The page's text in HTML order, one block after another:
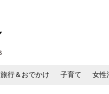
旅行＆おでかけ 子育て 女性